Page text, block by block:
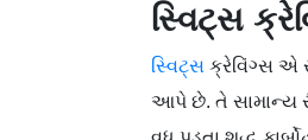
સ્વિટ્સ
સ્વિટ્સ ક્રેવિંગ્સ એ
આપે છે. તે સામાન્ય